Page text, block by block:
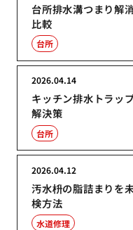
台所排水溝つまり解
比較
台所
キッチン排水トラッ
解決策
2026.04.14
台所
汚水枡の脂詰まりを
検方法
2026.04.12
水道修理